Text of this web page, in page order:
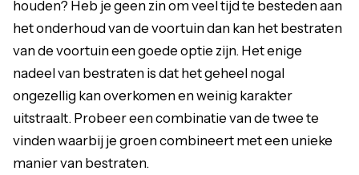
houden? Heb je geen zin om veel tijd te besteden aan
het onderhoud van de voortuin dan kan het bestraten
van de voortuin een goede optie zijn. Het enige
nadeel van bestraten is dat het geheel nogal
ongezellig kan overkomen en weinig karakter
uitstraalt. Probeer een combinatie van de twee te
vinden waarbij je groen combineert met een unieke
manier van bestraten.